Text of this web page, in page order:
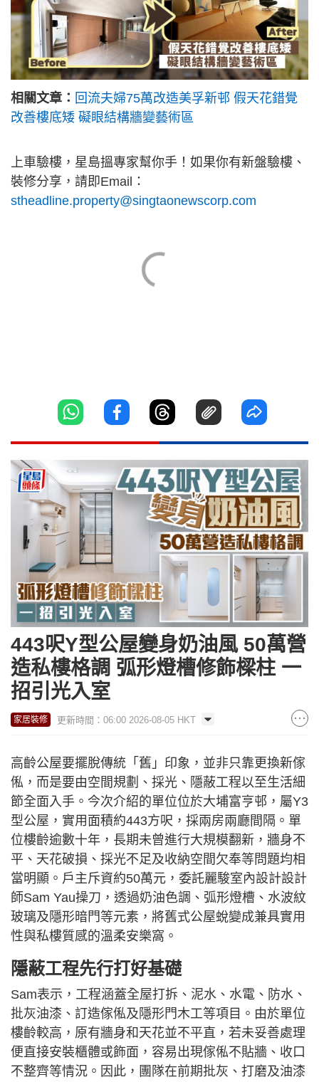
相關文章： 回流夫婦75萬改造美孚新邨 假天花錯覺
改善樓底矮 礙眼結構牆變藝術區
上車驗樓，星島搵專家幫你手！如果你有新盤驗樓、
裝修分享，請即Email：
stheadline.property@singtaonewscorp.com
443呎Y型公屋變身奶油風 50萬營
造私樓格調 弧形燈槽修飾樑柱 一
招引光入室
家居裝修 更新時間：06:00 2026-08-05 HKT
高齡公屋要擺脫傳統「舊」印象，並非只靠更換新傢
俬，而是要由空間規劃、採光、隱蔽工程以至生活細
節全面入手。今次介紹的單位位於大埔富亨邨，屬Y3
型公屋，實用面積約443方呎，採兩房兩廳間隔。單
位樓齡逾數十年，長期未曾進行大規模翻新，牆身不
平、天花破損、採光不足及收納空間欠奉等問題均相
當明顯。戶主斥資約50萬元，委託麗駿室內設計設計
師Sam Yau操刀，透過奶油色調、弧形燈槽、水波紋
玻璃及隱形暗門等元素，將舊式公屋蛻變成兼具實用
性與私樓質感的溫柔安樂窩。
隱蔽工程先行打好基礎
Sam表示，工程涵蓋全屋打拆、泥水、水電、防水、
批灰油漆、訂造傢俬及隱形門木工等項目。由於單位
樓齡較高，原有牆身和天花並不平直，若未妥善處理
便直接安裝櫃體或飾面，容易出現傢俬不貼牆、收口
不整齊等情況。因此，團隊在前期批灰、打磨及油漆